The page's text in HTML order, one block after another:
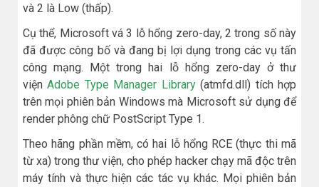
và 2 là Low (thấp).
Cụ thể, Microsoft vá 3 lỗ hổng zero-day, 2 trong số này
đã được công bố và đang bị lợi dụng trong các vụ tấn
công mạng. Một trong hai lỗ hổng zero-day ở thư
việnAdobe Type Manager Library(atmfd.dll) tích hợp
trên mọi phiên bản Windows mà Microsoft sử dụng để
render phông chữ PostScript Type 1.
Theo hãng phần mềm, có hai lỗ hổng RCE (thực thi mã
từ xa) trong thư viện, cho phép hacker chạy mã độc trên
máy tính và thực hiện các tác vụ khác. Mọi phiên bản